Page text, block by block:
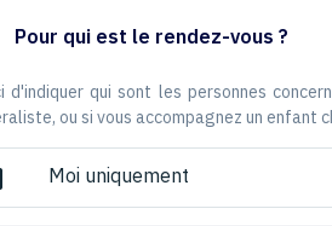
Pour qui est le rendez-vous ?
d'indiquer qui sont les personnes
ou si vous accompagnez un enfant
Moi uniquement